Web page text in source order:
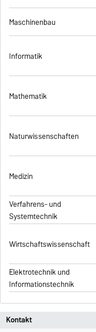
Maschinenbau
Informatik
Mathematik
Naturwissenschaften
Medizin
Verfahrens- und
Systemtechnik
Wirtschaftswissenschaft
Elektrotechnik und
Informationstechnik
Kontakt